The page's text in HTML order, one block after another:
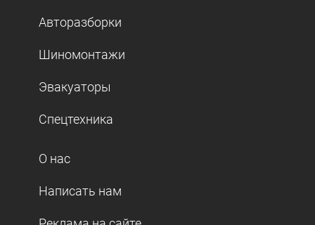
Авторазборки
Шиномонтажи
Эвакуаторы
Спецтехника
О нас
Написать нам